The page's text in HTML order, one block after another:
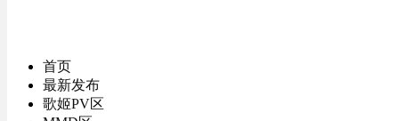
首页
最新发布
歌姬PV区